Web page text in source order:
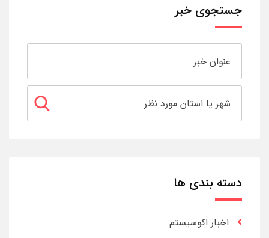
جستجوی خبر
دسته بندی ها
اخبار اکوسیستم